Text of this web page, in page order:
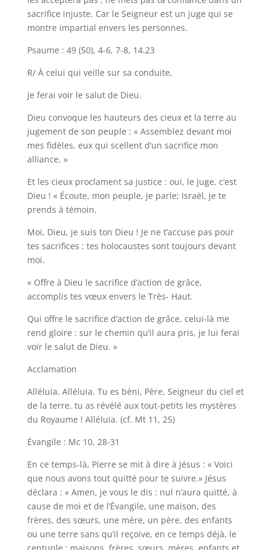
sacrifice injuste. Car le Seigneur est un juge qui se
montre impartial envers les personnes.
Psaume : 49 (50), 4-6, 7-8, 14.23
R/ À celui qui veille sur sa conduite,
je ferai voir le salut de Dieu.
Dieu convoque les hauteurs des cieux et la terre au
jugement de son peuple : « Assemblez devant moi
mes fidèles, eux qui scellent d’un sacrifice mon
alliance. »
Et les cieux proclament sa justice : oui, le juge, c’est
Dieu ! « Écoute, mon peuple, je parle; Israël, je te
prends à témoin.
Moi, Dieu, je suis ton Dieu ! Je ne t’accuse pas pour
tes sacrifices ; tes holocaustes sont toujours devant
moi.
« Offre à Dieu le sacrifice d’action de grâce,
accomplis tes vœux envers le Très- Haut.
Qui offre le sacrifice d’action de grâce, celui-là me
rend gloire : sur le chemin qu’il aura pris, je lui ferai
voir le salut de Dieu. »
Acclamation
Alléluia. Alléluia. Tu es béni, Père, Seigneur du ciel et
de la terre, tu as révélé aux tout-petits les mystères
du Royaume ! Alléluia. (cf. Mt 11, 25)
Évangile : Mc 10, 28-31
En ce temps-là, Pierre se mit à dire à Jésus : « Voici
que nous avons tout quitté pour te suivre.» Jésus
déclara : « Amen, je vous le dis : nul n’aura quitté, à
cause de moi et de l’Évangile, une maison, des
frères, des sœurs, une mère, un père, des enfants
ou une terre sans qu’il reçoive, en ce temps déjà, le